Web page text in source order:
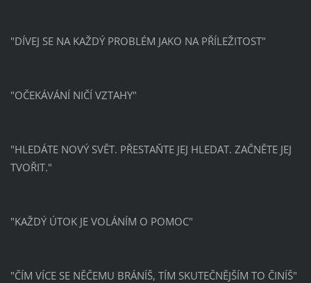
"DÍVEJ SE NA KAŽDÝ PROBLÉM JAKO NA PŘÍLEŽITOST"
"OČEKÁVÁNÍ NIČÍ VZTAHY"
"HLEDÁTE NOVÝ SVĚT. PŘESTAŇTE JEJ HLEDAT. ZAČNĚTE JEJ
TVOŘIT."
"KAŽDÝ ÚTOK JE VOLÁNÍM O POMOC"
"ČÍM VÍCE SE NĚČEMU BRÁNÍŠ, TÍM SKUTEČNĚJŠÍM TO ČINÍŠ"